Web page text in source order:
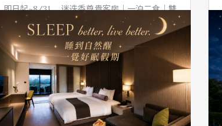
即日起~8/31， 迷迭香尊貴客房｜一泊二食｜雙
人入住。每房至少一位須年滿60歲(含)以上貴賓
入住，入住時須出示證件，即可享每房入住折抵
一次 NT$1,000 優惠。
了解更多